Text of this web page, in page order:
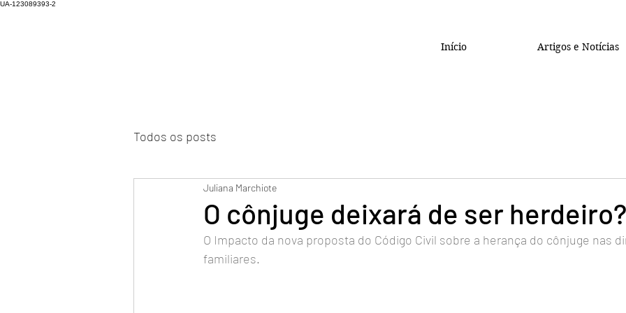
UA-123089393-2
Início Artigos e Notícias
Todos os posts
O cônjuge deixará de ser herdeiro?
Juliana Marchiote
O Impacto da nova proposta do Código Civil sobre a herança do cônjuge nas
familiares.